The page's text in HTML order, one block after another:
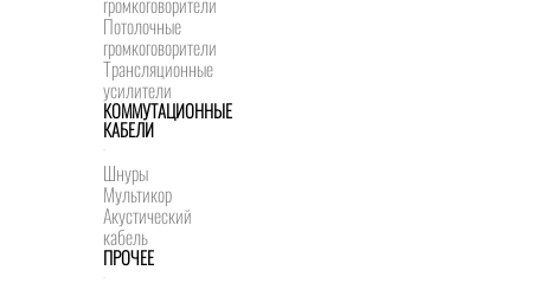
Потолочные
громкоговорители
Трансляционные
усилители
КОММУТАЦИОННЫЕ
КАБЕЛИ
Шнуры
Мультикор
Акустический
кабель
ПРОЧЕЕ